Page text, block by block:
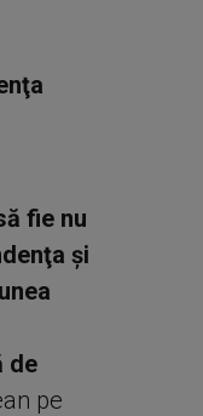
fie nu
şi
de
pe